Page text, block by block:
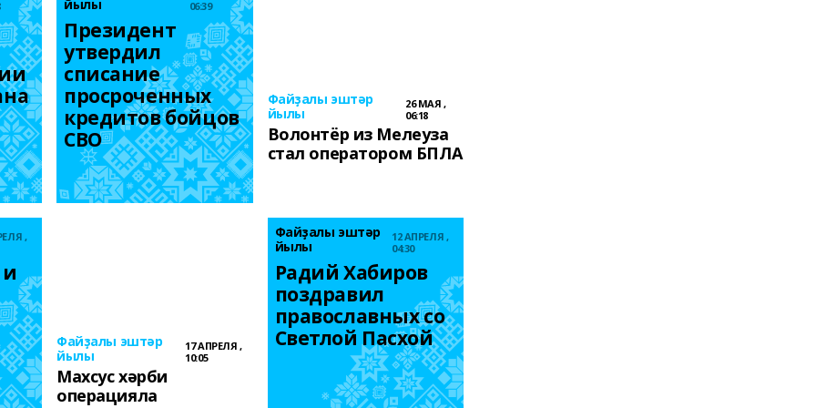
йылы
06:39
Президент
утвердил
списание
просроченных
кредитов бойцов
СВО
Файҙалы эштәр
йылы
26 МАЯ ,
06:18
Волонтёр из Мелеуза
стал оператором БПЛА
,
Файҙалы эштәр
йылы
17 АПРЕЛЯ ,
10:05
Махсус хәрби
операцияла
Файҙалы эштәр
йылы
12 АПРЕЛЯ ,
04:30
Радий Хабиров
поздравил
православных со
Светлой Пасхой